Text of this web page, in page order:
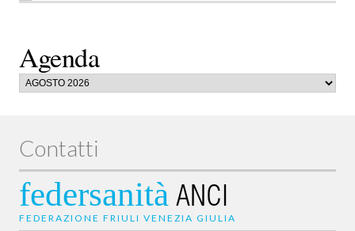
Agenda
Contatti
federsanità ANCI
FEDERAZIONE FRIULI VENEZIA GIULIA